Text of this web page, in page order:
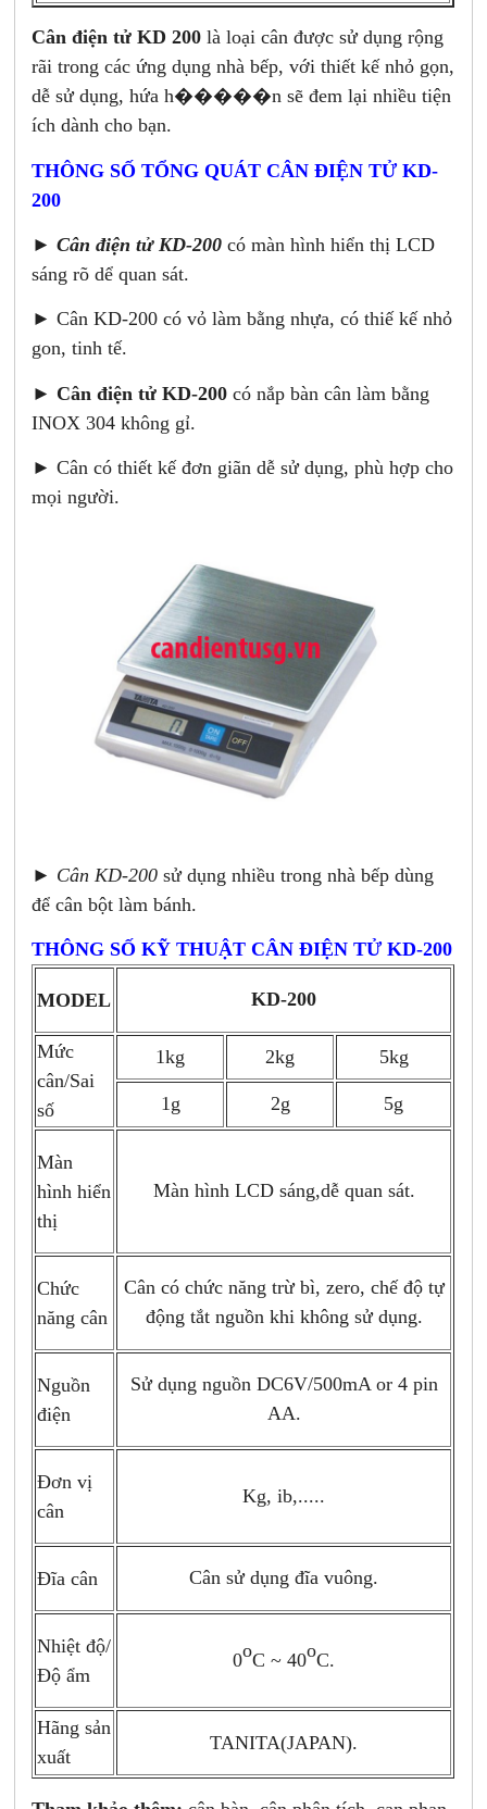
Cân điện tử KD 200 là loại cân được sử dụng rộng
rãi trong các ứng dụng nhà bếp, với thiết kế nhỏ gọn,
dễ sử dụng, hứa h�����n sẽ đem lại nhiều tiện
ích dành cho bạn.
THÔNG SỐ TỔNG QUÁT CÂN ĐIỆN TỬ KD-
200
►Cân điện tử KD-200 có màn hình hiển thị LCD
sáng rõ dể quan sát.
► Cân KD-200 có vỏ làm bằng nhựa, có thiế kế nhỏ
gon, tinh tế.
► Cân điện tử KD-200 có nắp bàn cân làm bằng
INOX 304 không gỉ.
► Cân có thiết kế đơn giãn dễ sử dụng, phù hợp cho
mọi người.
► Cân KD-200 sử dụng nhiều trong nhà bếp dùng
để cân bột làm bánh.
THÔNG SỐ KỸ THUẬT CÂN ĐIỆN TỬ KD-200
MODEL KD-200
Mức
cân/Sai
số
1kg 2kg 5kg
1g 2g 5g
Màn
hình hiển
thị
Màn hình LCD sáng,dễ quan sát.
Chức
năng cân
Cân có chức năng trừ bì, zero, chế độ tự
động tắt nguồn khi không sử dụng.
Nguồn
điện
Sử dụng nguồn DC6V/500mA or 4 pin
AA.
Đơn vị
cân
Kg, ib,.....
Đĩa cân Cân sử dụng đĩa vuông.
Nhiệt độ/
Độ ẩm
0oC ~ 40oC.
Hãng sản
xuất
TANITA(JAPAN).